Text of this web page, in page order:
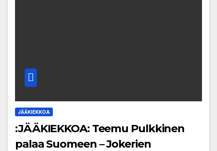
JÄÄKIEKKOA
:JÄÄKIEKKOA: Teemu Pulkkinen
palaa Suomeen – Jokerien